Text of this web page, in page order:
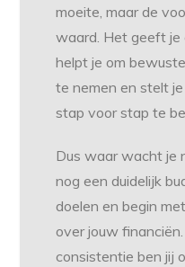
moeite, maar de
waard. Het geeft je
helpt je om
te nemen en stelt
stap voor stap te
Dus waar wacht je
nog een duidelijk
doelen en begin
over jouw
consistentie ben jij